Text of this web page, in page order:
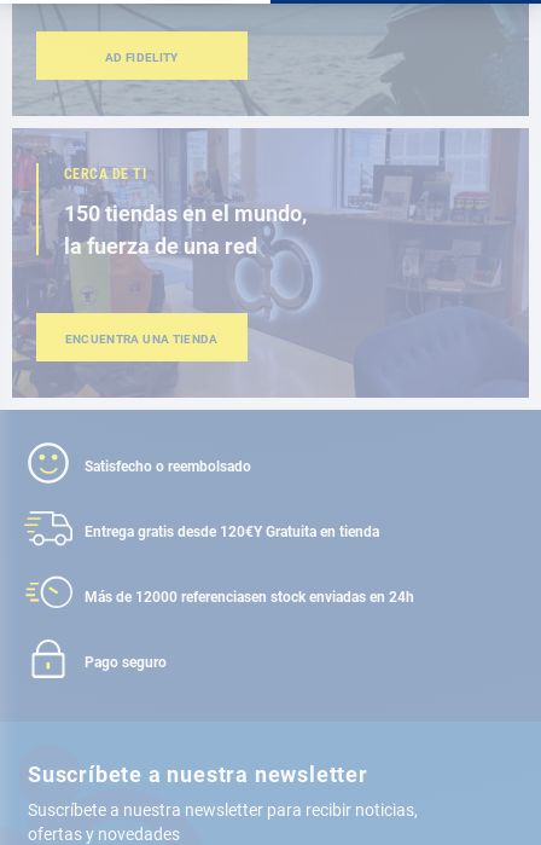
AD FIDELITY
CERCA DE TI
150 tiendas en el mundo,
la fuerza de una red
ENCUENTRA UNA TIENDA
Satisfecho o reembolsado
Entrega gratis desde 120€Y Gratuita en tienda
Más de 12000 referenciasen stock enviadas en 24h
Pago seguro
Suscríbete a nuestra newsletter
Suscríbete a nuestra newsletter para recibir noticias,
ofertas y novedades